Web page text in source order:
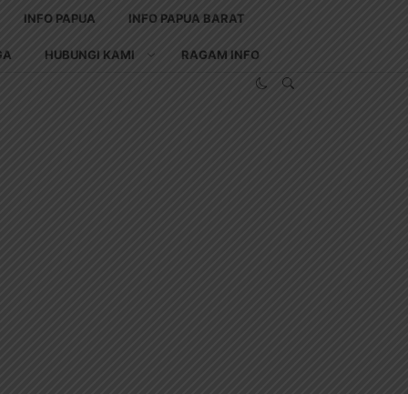
INFO PAPUA INFO PAPUA BARAT
HUBUNGI KAMI RAGAM INFO